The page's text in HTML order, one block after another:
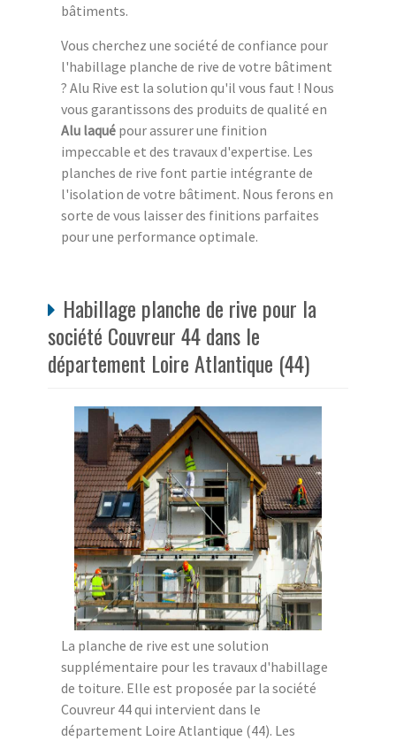
bâtiments.
Vous cherchez une société de confiance pour
l'habillage planche de rive de votre bâtiment
? Alu Rive est la solution qu'il vous faut ! Nous
vous garantissons des produits de qualité en
Alu laqué pour assurer une finition
impeccable et des travaux d'expertise. Les
planches de rive font partie intégrante de
l'isolation de votre bâtiment. Nous ferons en
sorte de vous laisser des finitions parfaites
pour une performance optimale.
Habillage planche de rive pour la
société Couvreur 44 dans le
département Loire Atlantique (44)
La planche de rive est une solution
supplémentaire pour les travaux d'habillage
de toiture. Elle est proposée par la société
Couvreur 44 qui intervient dans le
département Loire Atlantique (44). Les